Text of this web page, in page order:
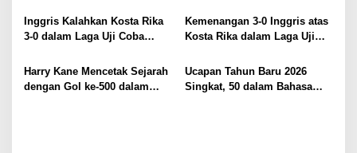
o
Mengapa Terjadi?
Besar
Inggris Kalahkan Kosta Rika
3-0 dalam Laga Uji Coba
Kemenangan 3-0 Inggris atas
Kosta Rika dalam Laga Uji
Harry Kane Mencetak Sejarah
dengan Gol ke-500 dalam
Ucapan Tahun Baru 2026
Singkat, 50 dalam Bahasa